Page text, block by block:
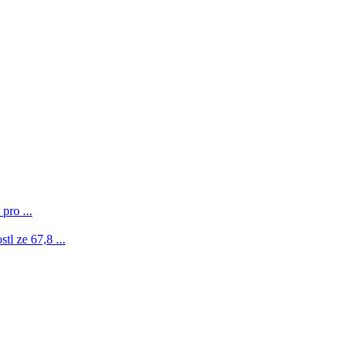
pro ...
ze 67,8 ...